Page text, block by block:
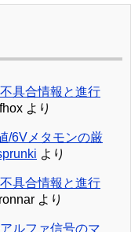
具合情報と進行
より
/6Vメタモンの厳
より
具合情報と進行
より
ルファ信号のマ